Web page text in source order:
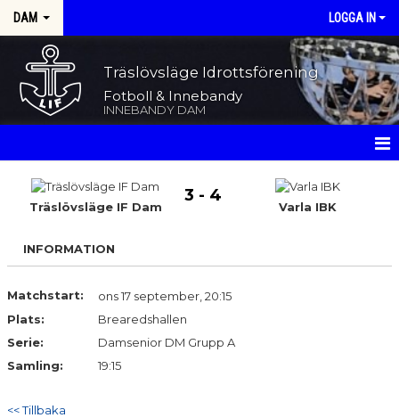
DAM LOGGA IN
Träslövsläge Idrottsförening
Fotboll & Innebandy
INNEBANDY DAM
HEM
KALENDER
MATCHER
BILDGALLERI
DOKUMENT
Träslövsläge IF Dam
3 - 4
Varla IBK
INFORMATION
Matchstart:
ons 17 september, 20:15
Plats:
Brearedshallen
Serie:
Damsenior DM Grupp A
Samling:
19:15
<< Tillbaka